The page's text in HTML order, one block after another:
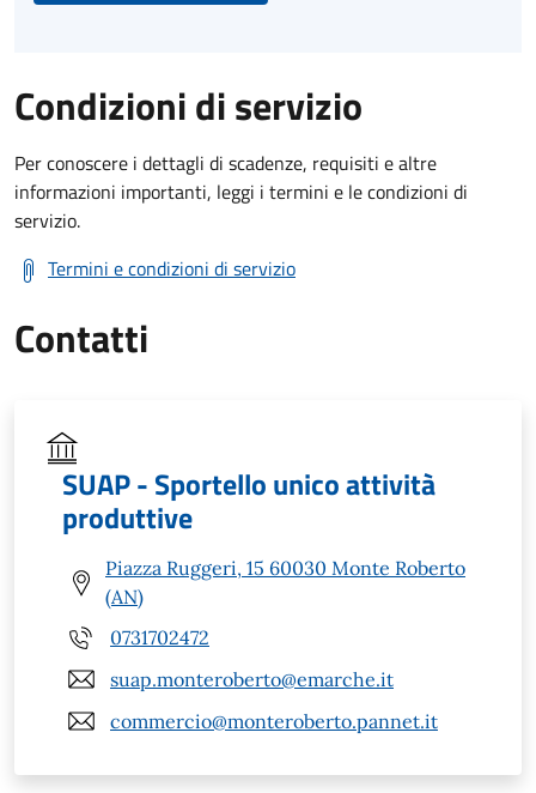
Condizioni di servizio
Per conoscere i dettagli di scadenze, requisiti e altre
informazioni importanti, leggi i termini e le condizioni di
servizio.
Termini e condizioni di servizio
Contatti
SUAP - Sportello unico attività
produttive
Piazza Ruggeri, 15 60030 Monte Roberto
(AN)
0731702472
suap.monteroberto@emarche.it
commercio@monteroberto.pannet.it